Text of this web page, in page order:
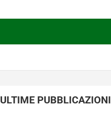
ULTIME PUBBLICAZIONI